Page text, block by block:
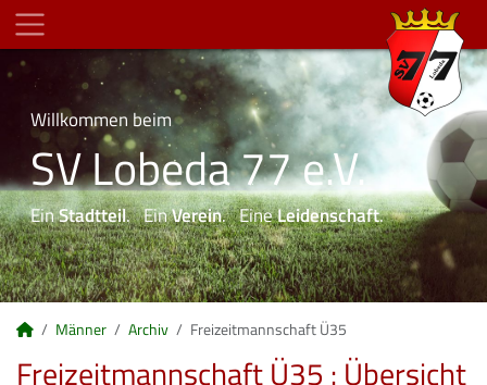
Willkommen beim
SV Lobeda 77 e.V.
EinStadtteil. EinVerein. EineLeidenschaft.
Männer Archiv Freizeitmannschaft Ü35
Freizeitmannschaft Ü35 : Übersicht